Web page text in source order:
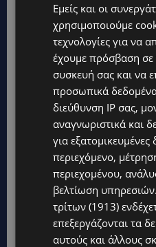
ΔΙΑΒΑΣΤΕ ΕΠΙΣΗΣ:
ΚΥΠΡΙΑΚΗ
δεν είναι μόνο
περιπτώσεις
Εμείς και οι
χρησιμοποιούμε
τεχνολογίες για να
έχουμε πρόσβαση
συσκευή σας και να
προσωπικά
διεύθυνση IP σας,
αναγνωριστικά και
για εξατομικευμένες
περιεχόμενο,
περιεχομένου,
βελτίωση υπηρεσιών.
τρίτων (1913)
επεξεργάζονται τα
αυτούς και άλλους